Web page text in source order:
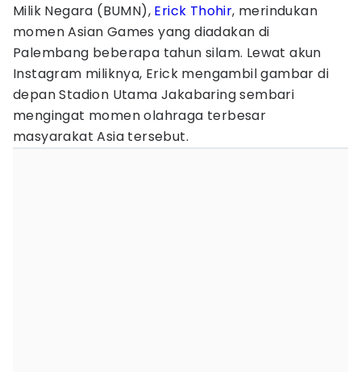
Milik Negara (BUMN), Erick Thohir, merindukan
momen Asian Games yang diadakan di
Palembang beberapa tahun silam. Lewat akun
Instagram miliknya, Erick mengambil gambar di
depan Stadion Utama Jakabaring sembari
mengingat momen olahraga terbesar
masyarakat Asia tersebut.